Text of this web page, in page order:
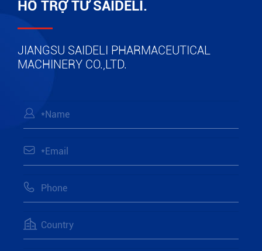
HỖ TRỢ TỪ SAIDELI.
JIANGSU SAIDELI PHARMACEUTICAL
MACHINERY CO.,LTD.



